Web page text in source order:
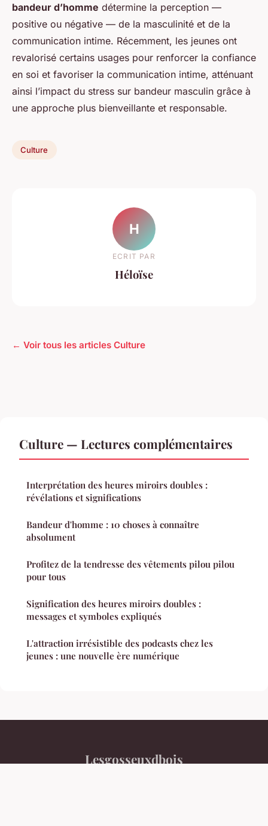
bandeur d’homme détermine la perception —
positive ou négative — de la masculinité et de la
communication intime. Récemment, les jeunes ont
revalorisé certains usages pour renforcer la confiance
en soi et favoriser la communication intime, atténuant
ainsi l’impact du stress sur bandeur masculin grâce à
une approche plus bienveillante et responsable.
Culture
H
ECRIT PAR
Héloïse
← Voir tous les articles Culture
Culture — Lectures complémentaires
Interprétation des heures miroirs doubles :
révélations et significations
Bandeur d'homme : 10 choses à connaître
absolument
Profitez de la tendresse des vêtements pilou pilou
pour tous
Signification des heures miroirs doubles :
messages et symboles expliqués
L'attraction irrésistible des podcasts chez les
jeunes : une nouvelle ère numérique
Lesgosseuxdbois